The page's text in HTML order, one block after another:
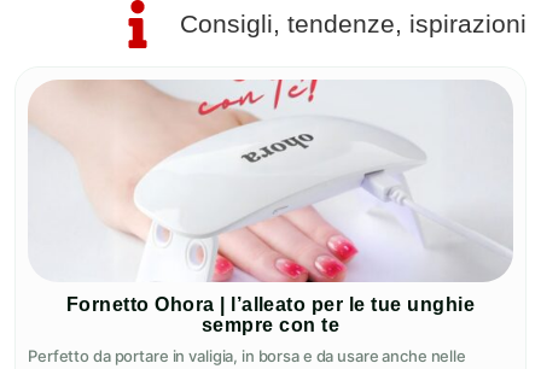
Consigli, tendenze, ispirazioni
Fornetto Ohora | l’alleato per le tue unghie
sempre con te
Perfetto da portare in valigia, in borsa e da usare anche nelle